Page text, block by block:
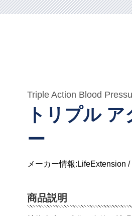
Triple Action Blood
トリプル
ー
メーカー情報:LifeExtension
商品説明